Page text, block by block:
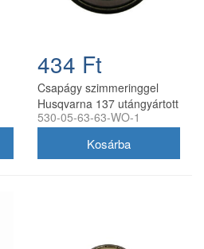
434 Ft
Csapágy szimmeringgel
Husqvarna 137 utángyártott
530-05-63-63-WO-1